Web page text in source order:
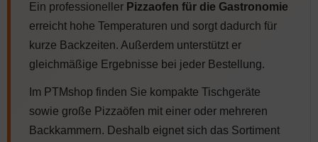
Ein professioneller Pizzaofen für die Gastronomie
erreicht hohe Temperaturen und sorgt dadurch für
kurze Backzeiten. Außerdem unterstützt er
gleichmäßige Ergebnisse bei jeder Bestellung.
Im PTMshop finden Sie kompakte Tischgeräte
sowie große Pizzaöfen mit einer oder mehreren
Backkammern. Deshalb eignet sich das Sortiment